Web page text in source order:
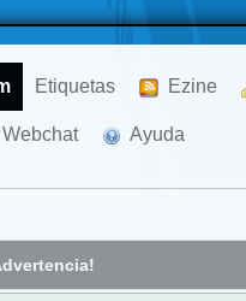
Etiquetas Ezine
Webchat Ayuda